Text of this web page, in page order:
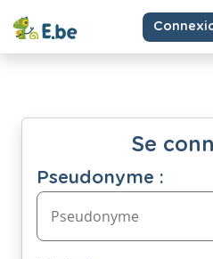
Se
Pseudonyme :